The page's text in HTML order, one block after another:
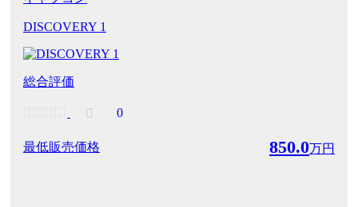
DISCOVERY 1
総合評価
0
最低販売価格 850.0万円